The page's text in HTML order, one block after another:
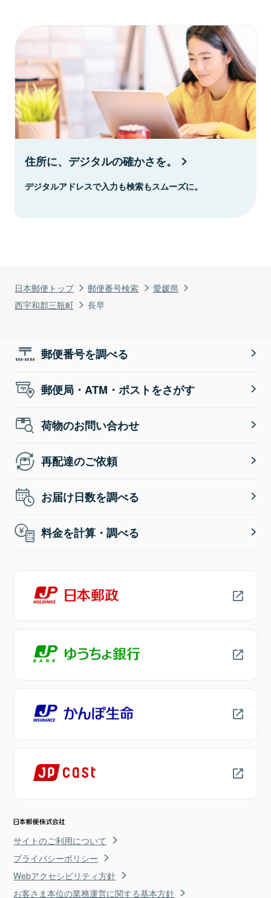
日本郵便トップ 郵便番号検索
愛媛県
西宇和郡三瓶町
長早
住所に、デジタルの確かさを。
デジタルアドレスで入力も検索もスムーズに。
郵便番号を調べる
郵便局・ATM・ポストをさがす
荷物のお問い合わせ
再配達のご依頼
お届け日数を調べる
料金を計算・調べる
サイトのご利用について
プライバシーポリシー
Webアクセシビリティ方針
お客さま本位の業務運営に関する基本方針